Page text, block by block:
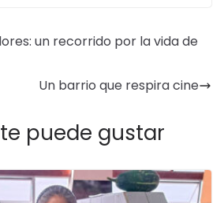
un recorrido por la vida de
Un barrio que respira cine
puede gustar